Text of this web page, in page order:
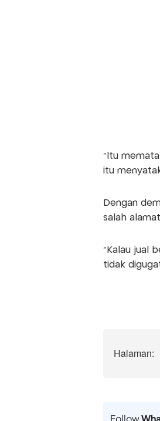
"Itu
itu
Dengan
salah
"Kalau jual
tidak
Halaman:
Follow